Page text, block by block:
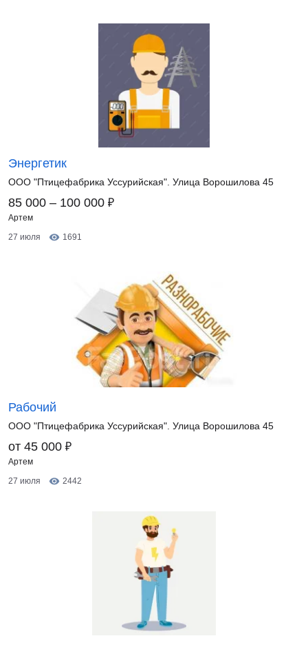
Энергетик
ООО "Птицефабрика Уссурийская". Улица Ворошилова 45
85 000 – 100 000 ₽
Артем
27 июля
1691
Рабочий
ООО "Птицефабрика Уссурийская". Улица Ворошилова 45
от 45 000 ₽
Артем
27 июля
2442